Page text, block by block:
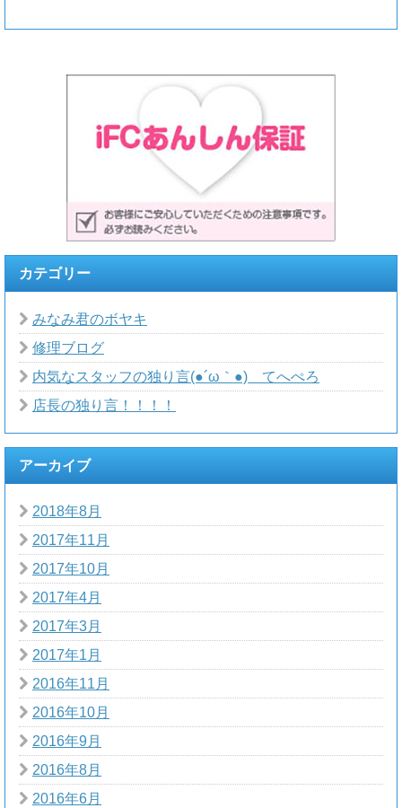
カテゴリー
みなみ君のボヤキ
修理ブログ
内気なスタッフの独り言(●´ω｀●)ゞてへぺろ
店長の独り言！！！！
アーカイブ
2018年8月
2017年11月
2017年10月
2017年4月
2017年3月
2017年1月
2016年11月
2016年10月
2016年9月
2016年8月
2016年6月